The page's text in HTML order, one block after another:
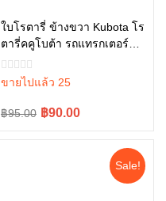
ใบโรตารี่ ข้างขวา Kubota โร
ตารี่คคูโบต้า รถแทรกเตอร์คู
โบต้า รุ่น L3608, L4018
W9516-54173
ขายไปแล้ว 25
฿95.00
Original฿90.00
Current
หยิบใส่ตะกร้า
Sale!